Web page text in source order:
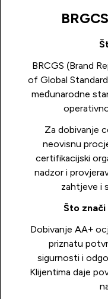
BRCGS (Brand
of Global
međunarodne
Za dobivanje
neovisnu
certifikacijski
nadzor i
zahtjeve i
Što znači
Dobivanje AA+
priznatu
sigurnosti i
Klijentima daje